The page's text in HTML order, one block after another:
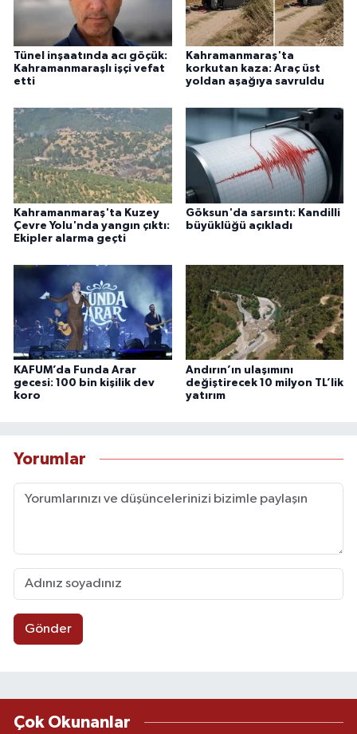
Tünel inşaatında acı göçük:
Kahramanmaraşlı işçi vefat
etti
Kahramanmaraş'ta
korkutan kaza: Araç üst
yoldan aşağıya savruldu
Kahramanmaraş'ta Kuzey
Çevre Yolu'nda yangın çıktı:
Ekipler alarma geçti
Göksun'da sarsıntı: Kandilli
büyüklüğü açıkladı
KAFUM’da Funda Arar
gecesi: 100 bin kişilik dev
koro
Andırın’ın ulaşımını
değiştirecek 10 milyon TL’lik
yatırım
Yorumlar
Gönder
Çok Okunanlar